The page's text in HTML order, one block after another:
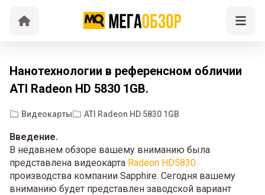
Нанотехнологии в референсном обличии
ATI Radeon HD 5830 1GB.
Видеокарты ATI Radeon HD 5830 1GB
Введение.
В недавнем обзоре вашему вниманию была
представлена видеокарта Radeon HD5830
производства компании Sapphire. Сегодня вашему
вниманию будет представлен заводской вариант